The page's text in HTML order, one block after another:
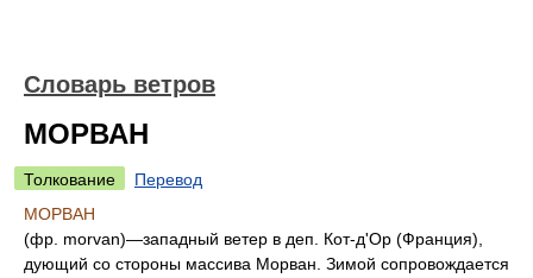
Словарь ветров
МОРВАН
Толкование
Перевод
МОРВАН
(фр. morvan)—западный ветер в деп. Кот-д'Ор (Франция),
дующий со стороны массива Морван. Зимой сопровождается